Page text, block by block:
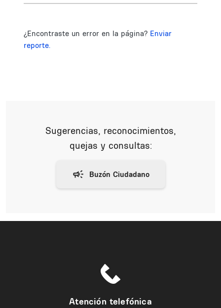
¿Encontraste un error en la página? Enviar
reporte.
Sugerencias, reconocimientos,
quejas y consultas:
Atención telefónica